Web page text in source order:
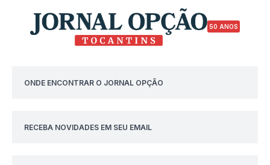
50 ANOS
ONDE ENCONTRAR O JORNAL OPÇÃO
RECEBA NOVIDADES EM SEU EMAIL